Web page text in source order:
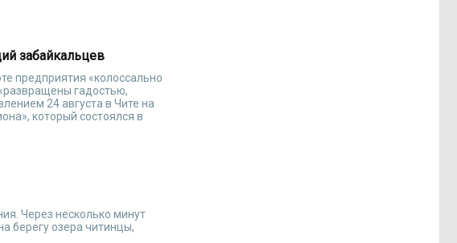
забайкальцев
предприятия «колоссально
гадостью,
24 августа в Чите на
который состоялся в
Через несколько минут
берегу озера читинцы,